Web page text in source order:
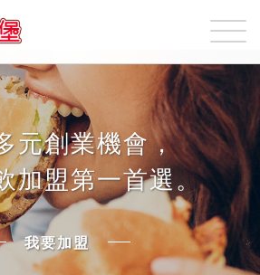
元創業機會，
加盟第一首選。
我要加盟